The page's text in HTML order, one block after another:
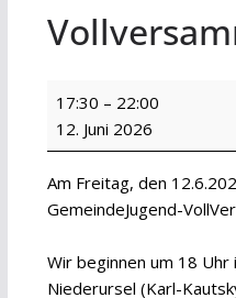
17:30 – 22:00
12. Juni 2026
Am Freitag, den
GemeindeJugend-
Wir beginnen um 18 Uhr
Niederursel (Karl-